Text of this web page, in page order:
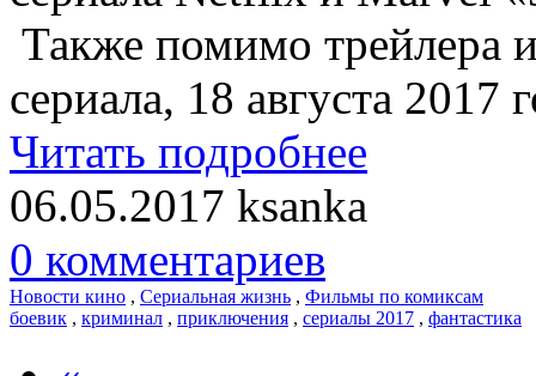
Также помимо трейлера
сериала, 18 августа 2017
Читать подробнее
06.05.2017 ksanka
0 комментариев
Новости кино , Сериальная жизнь , Фильмы по комиксам
боевик , криминал , приключения , сериалы 2017 , фантастика